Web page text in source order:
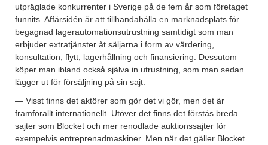
utpräglade konkurrenter i Sverige på de fem år som företaget
funnits. Affärsidén är att tillhandahålla en marknadsplats för
begagnad lagerautomationsutrustning samtidigt som man
erbjuder extratjänster åt säljarna i form av värdering,
konsultation, flytt, lagerhållning och finansiering. Dessutom
köper man ibland också själva in utrustning, som man sedan
lägger ut för försäljning på sin sajt.
— Visst finns det aktörer som gör det vi gör, men det är
framförallt internationellt. Utöver det finns det förstås breda
sajter som Blocket och mer renodlade auktionssajter för
exempelvis entreprenadmaskiner. Men när det gäller Blocket